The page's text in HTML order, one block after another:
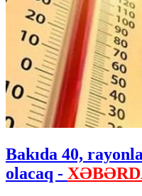
Bakıda 40,
olacaq -